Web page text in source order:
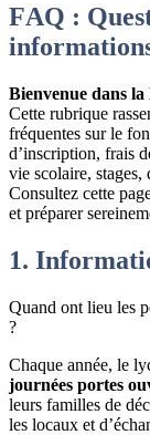
FAQ :
Bienvenue dans
Cette rubrique
fréquentes sur le
d’inscription, frais
vie scolaire, stages,
Consultez cette
et préparer
1.
Quand ont lieu les
?
Chaque année, le
journées portes
leurs familles de
les locaux et